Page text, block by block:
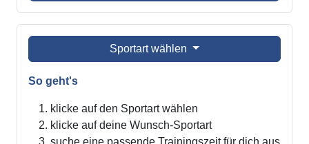
Sportart wählen
So geht's
klicke auf den Sportart wählen
klicke auf deine Wunsch-Sportart
suche eine passende Trainingszeit für dich aus